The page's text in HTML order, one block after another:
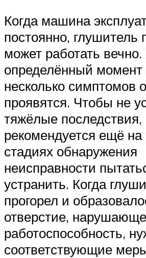
Когда машина
постоянно, глушитель
может работать
определённый момент
несколько симптомов
проявятся. Чтобы не
тяжёлые последствия,
рекомендуется ещё на
стадиях обнаружения
неисправности
устранить. Когда
прогорел и
отверстие,
работоспособность,
соответствующие